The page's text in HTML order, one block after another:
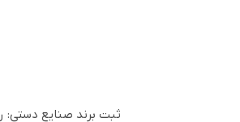
ثبت برند صنایع دستی: